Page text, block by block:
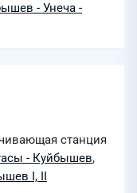
- Унеча -
станция
- Куйбышев,
I, II